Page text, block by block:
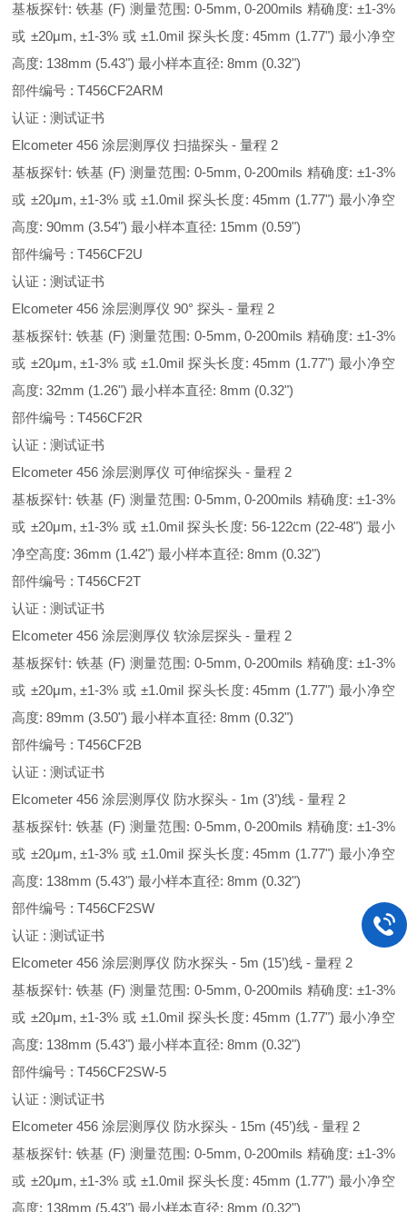
基板探针: 铁基 (F) 测量范围: 0-5mm, 0-200mils 精确度: ±1-3%
或 ±20μm, ±1-3% 或 ±1.0mil 探头长度: 45mm (1.77") 最小净空
高度: 138mm (5.43") 最小样本直径: 8mm (0.32")
部件编号 : T456CF2ARM
认证 : 测试证书
Elcometer 456 涂层测厚仪 扫描探头 - 量程 2
基板探针: 铁基 (F) 测量范围: 0-5mm, 0-200mils 精确度: ±1-3%
或 ±20μm, ±1-3% 或 ±1.0mil 探头长度: 45mm (1.77") 最小净空
高度: 90mm (3.54") 最小样本直径: 15mm (0.59")
部件编号 : T456CF2U
认证 : 测试证书
Elcometer 456 涂层测厚仪 90° 探头 - 量程 2
基板探针: 铁基 (F) 测量范围: 0-5mm, 0-200mils 精确度: ±1-3%
或 ±20μm, ±1-3% 或 ±1.0mil 探头长度: 45mm (1.77") 最小净空
高度: 32mm (1.26") 最小样本直径: 8mm (0.32")
部件编号 : T456CF2R
认证 : 测试证书
Elcometer 456 涂层测厚仪 可伸缩探头 - 量程 2
基板探针: 铁基 (F) 测量范围: 0-5mm, 0-200mils 精确度: ±1-3%
或 ±20μm, ±1-3% 或 ±1.0mil 探头长度: 56-122cm (22-48") 最小
净空高度: 36mm (1.42") 最小样本直径: 8mm (0.32")
部件编号 : T456CF2T
认证 : 测试证书
Elcometer 456 涂层测厚仪 软涂层探头 - 量程 2
基板探针: 铁基 (F) 测量范围: 0-5mm, 0-200mils 精确度: ±1-3%
或 ±20μm, ±1-3% 或 ±1.0mil 探头长度: 45mm (1.77") 最小净空
高度: 89mm (3.50") 最小样本直径: 8mm (0.32")
部件编号 : T456CF2B
认证 : 测试证书
Elcometer 456 涂层测厚仪 防水探头 - 1m (3’)线 - 量程 2
基板探针: 铁基 (F) 测量范围: 0-5mm, 0-200mils 精确度: ±1-3%
或 ±20μm, ±1-3% 或 ±1.0mil 探头长度: 45mm (1.77") 最小净空
高度: 138mm (5.43") 最小样本直径: 8mm (0.32")
部件编号 : T456CF2SW
认证 : 测试证书
Elcometer 456 涂层测厚仪 防水探头 - 5m (15’)线 - 量程 2
基板探针: 铁基 (F) 测量范围: 0-5mm, 0-200mils 精确度: ±1-3%
或 ±20μm, ±1-3% 或 ±1.0mil 探头长度: 45mm (1.77") 最小净空
高度: 138mm (5.43") 最小样本直径: 8mm (0.32")
部件编号 : T456CF2SW-5
认证 : 测试证书
Elcometer 456 涂层测厚仪 防水探头 - 15m (45’)线 - 量程 2
基板探针: 铁基 (F) 测量范围: 0-5mm, 0-200mils 精确度: ±1-3%
或 ±20μm, ±1-3% 或 ±1.0mil 探头长度: 45mm (1.77") 最小净空
高度: 138mm (5.43") 最小样本直径: 8mm (0.32")